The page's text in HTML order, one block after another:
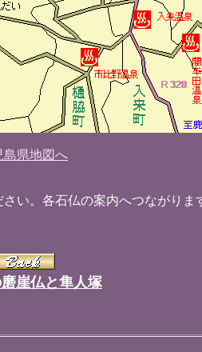
島県地図へ
い。各石仏の案内へつながりま
崖仏と隼人塚